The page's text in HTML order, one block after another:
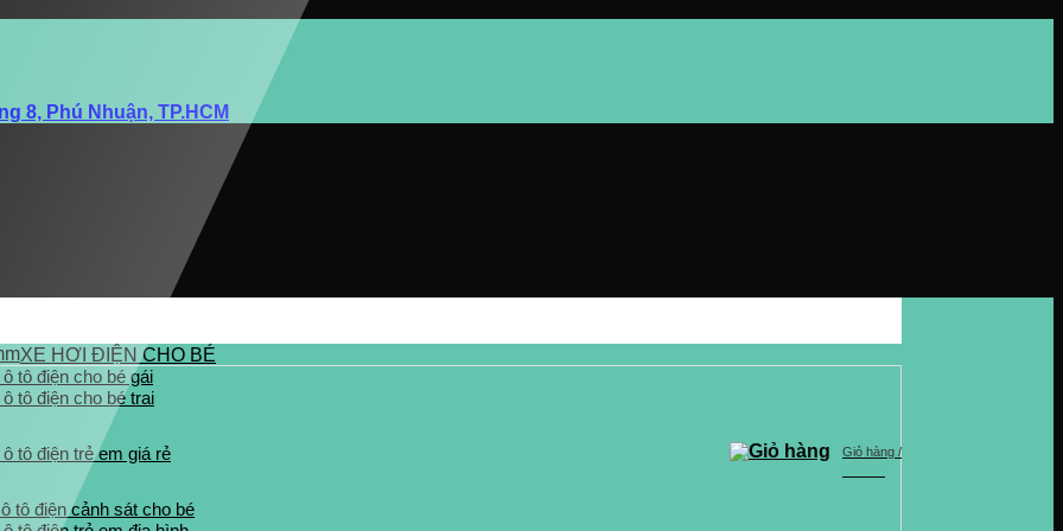
8, Phú Nhuận, TP.HCM
Giỏ hàng /
XE HƠI ĐIỆN CHO BÉ
ô tô điện cho bé gái
ô tô điện cho bé trai
ô tô điện trẻ em giá rẻ
tô điện cảnh sát cho bé